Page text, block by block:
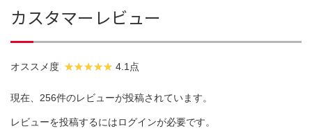
カスタマーレビュー
オススメ度 4.1点
現在、256件のレビューが投稿されています。
レビューを投稿するにはログインが必要です。